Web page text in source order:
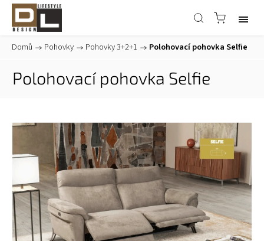
Domů / Pohovky / Pohovky 3+2+1 / Polohovací pohovka Selfie
Polohovací pohovka Selfie